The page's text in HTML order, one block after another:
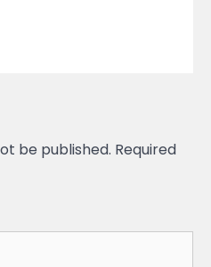
be published. Required